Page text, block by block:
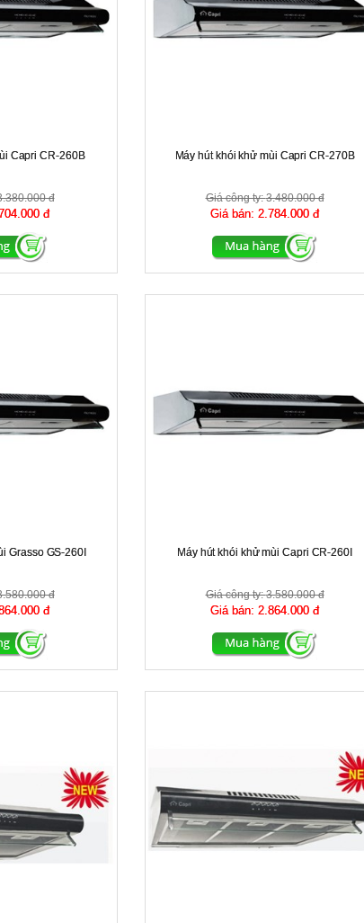
Capri CR-260B
đ
đ
Máy hút khói khử mùi Capri CR-270B
Giá công ty:3.480.000 đ
Giá bán: 2.784.000 đ
Grasso GS-260I
đ
đ
Máy hút khói khử mùi Capri CR-260I
Giá công ty:3.580.000 đ
Giá bán: 2.864.000 đ